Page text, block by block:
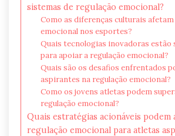
sistemas de regulação emocional?
Como as diferenças culturais afetam
emocional nos esportes?
Quais tecnologias inovadoras estão
para apoiar a regulação emocional?
Quais são os desafios enfrentados
aspirantes na regulação emocional?
Como os jovens atletas podem
regulação emocional?
Quais estratégias acionáveis podem
regulação emocional para atletas